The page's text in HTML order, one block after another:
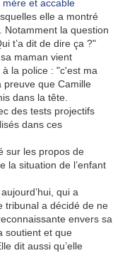
elle a montré
Notamment la question
t’a dit de dire ça ?"
maman vient
la police : "c'est ma
preuve que Camille
dans la tête.
des tests projectifs
dans ces
sur les propos de
la situation de l’enfant
qui a
tribunal a décidé de ne
envers sa
soutient et que
dit aussi qu’elle